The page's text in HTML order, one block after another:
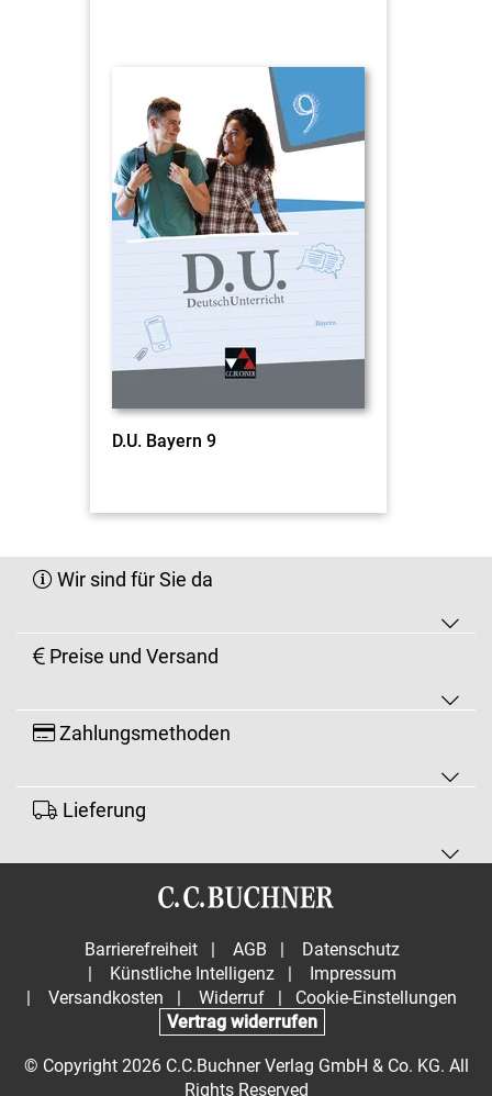
D.U. Bayern 9
Wir sind für Sie da
Preise und Versand
Zahlungsmethoden
Lieferung
Barrierefreiheit | AGB |
Datenschutz
|
Künstliche Intelligenz |
Impressum
|
Versandkosten | Widerruf |
Cookie-Einstellungen
Vertrag widerrufen
© Copyright 2026 C.C.Buchner Verlag GmbH & Co. KG. All
Rights Reserved